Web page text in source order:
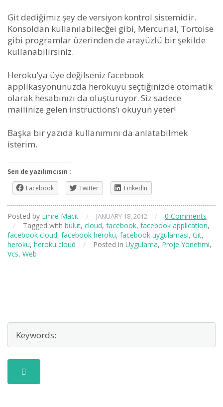
Git dediğimiz şey de versiyon kontrol sistemidir.
Konsoldan kullanılabilecğei gibi, Mercurial, Tortoise
gibi programlar üzerinden de arayüzlü bir şekilde
kullanabilirsiniz.
Heroku’ya üye değilseniz facebook
applikasyonunuzda herokuyu seçtiğinizde otomatik
olarak hesabınızı da oluşturuyor. Siz sadece
mailinize gelen instructions’ı okuyun yeter!
Başka bir yazıda kullanımını da anlatabilmek
isterim.
Sen de yazılımcısın :
Facebook
Twitter LinkedIn
Posted by Emre Macit / JANUARY 18, 2012 /
0 Comments
/
Tagged with bulut, cloud, facebook, facebook application,
facebook cloud, facebook heroku, facebook uygulaması, Git,
heroku, heroku cloud / Posted in Uygulama, Proje Yönetimi,
Vcs, Web